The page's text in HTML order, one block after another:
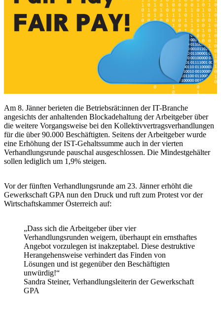
Am 8. Jänner berieten die Betriebsrät:innen der IT-Branche
angesichts der anhaltenden Blockadehaltung der Arbeitgeber über
die weitere Vorgangsweise bei den Kollektivvertragsverhandlungen
für die über 90.000 Beschäftigten. Seitens der Arbeitgeber wurde
eine Erhöhung der IST-Gehaltssumme auch in der vierten
Verhandlungsrunde pauschal ausgeschlossen. Die Mindestgehälter
sollen lediglich um 1,9% steigen.
Vor der fünften Verhandlungsrunde am 23. Jänner erhöht die
Gewerkschaft GPA nun den Druck und ruft zum Protest vor der
Wirtschaftskammer Österreich auf:
„Dass sich die Arbeitgeber über vier
Verhandlungsrunden weigern, überhaupt ein ernsthaftes
Angebot vorzulegen ist inakzeptabel. Diese destruktive
Herangehensweise verhindert das Finden von
Lösungen und ist gegenüber den Beschäftigten
unwürdig!“
Sandra Steiner, Verhandlungsleiterin der Gewerkschaft
GPA